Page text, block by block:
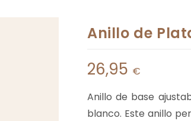
Anillo de
26,95 €
Anillo de base
blanco. Este anillo